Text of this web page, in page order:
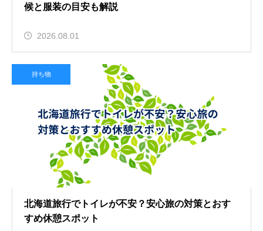
候と服装の目安も解説
2026.08.01
持ち物
北海道旅行でトイレが不安？安心旅の対策とおす
すめ休憩スポット